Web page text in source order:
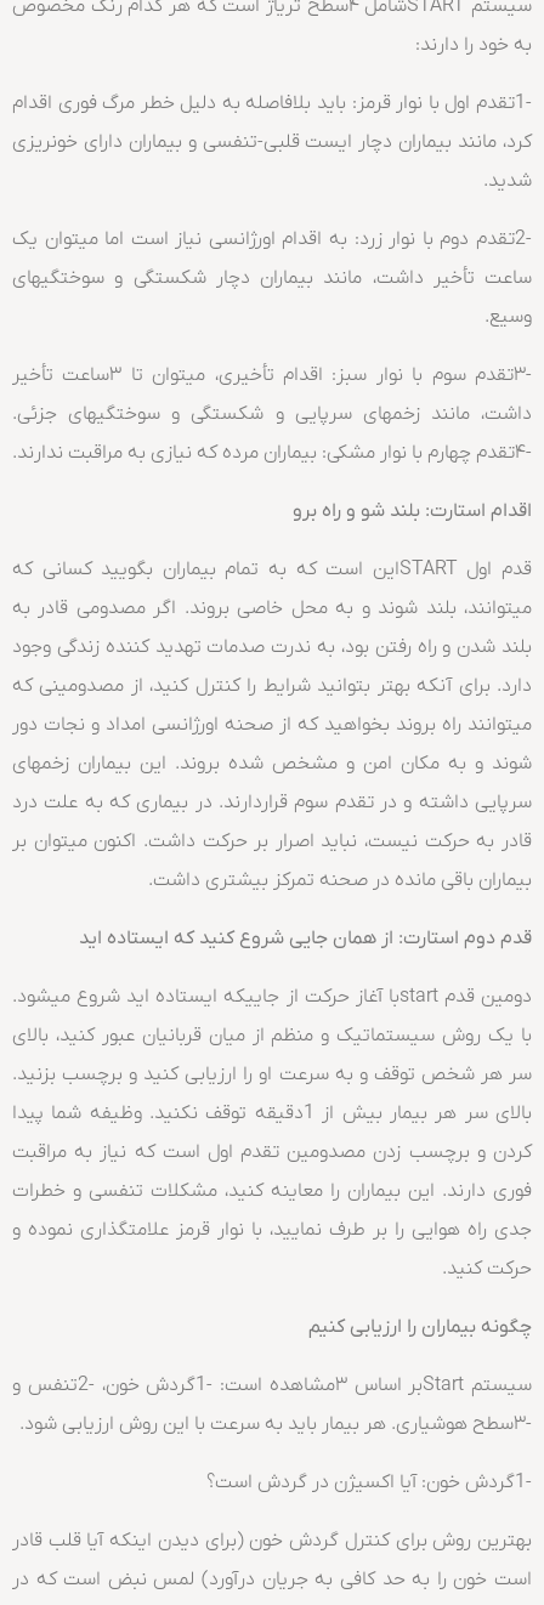
سیستم STARTشامل ۴سطح تریاژ است که هر کدام رنگ مخصوص
به خود را دارند:
-1تقدم اول با نوار قرمز: باید بلافاصله به دلیل خطر مرگ فوری اقدام
کرد، مانند بیماران دچار ایست قلبی-تنفسی و بیماران دارای خونریزی
شدید.
-2تقدم دوم با نوار زرد: به اقدام اورژانسی نیاز است اما میتوان یک
ساعت تأخیر داشت، مانند بیماران دچار شکستگی و سوختگیهای
وسیع.
-۳تقدم سوم با نوار سبز: اقدام تأخیری، میتوان تا ۳ساعت تأخیر
داشت، مانند زخمهای سرپایی و شکستگی و سوختگیهای جزئی.
-۴تقدم چهارم با نوار مشکی: بیماران مرده که نیازی به مراقبت ندارند.
اقدام استارت: بلند شو و راه برو
قدم اول STARTاین است که به تمام بیماران بگویید کسانی که
میتوانند، بلند شوند و به محل خاصی بروند. اگر مصدومی قادر به
بلند شدن و راه رفتن بود، به ندرت صدمات تهدید کننده زندگی وجود
دارد. برای آنکه بهتر بتوانید شرایط را کنترل کنید، از مصدومینی که
میتوانند راه بروند بخواهید که از صحنه اورژانسی امداد و نجات دور
شوند و به مکان امن و مشخص شده بروند. این بیماران زخمهای
سرپایی داشته و در تقدم سوم قراردارند. در بیماری که به علت درد
قادر به حرکت نیست، نباید اصرار بر حرکت داشت. اکنون میتوان بر
بیماران باقی مانده در صحنه تمرکز بیشتری داشت.
قدم دوم استارت: از همان جایی شروع کنید که ایستاده اید
دومین قدم startبا آغاز حرکت از جاییکه ایستاده اید شروع میشود.
با یک روش سیستماتیک و منظم از میان قربانیان عبور کنید، بالای
سر هر شخص توقف و به سرعت او را ارزیابی کنید و برچسب بزنید.
بالای سر هر بیمار بیش از 1دقیقه توقف نکنید. وظیفه شما پیدا
کردن و برچسب زدن مصدومین تقدم اول است که نیاز به مراقبت
فوری دارند. این بیماران را معاینه کنید، مشکلات تنفسی و خطرات
جدی راه هوایی را بر طرف نمایید، با نوار قرمز علامتگذاری نموده و
حرکت کنید.
چگونه بیماران را ارزیابی کنیم
سیستم Startبر اساس ۳مشاهده است: -1گردش خون، -2تنفس و
-۳سطح هوشیاری. هر بیمار باید به سرعت با این روش ارزیابی شود.
-1گردش خون: آیا اکسیژن در گردش است؟
بهترین روش برای کنترل گردش خون (برای دیدن اینکه آیا قلب قادر
است خون را به حد کافی به جریان درآورد) لمس نبض است که در